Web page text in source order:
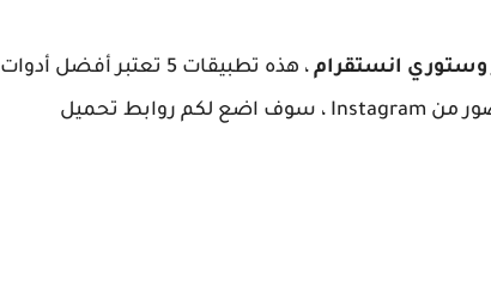
وستوري انستقرام
، هذه تطبيقات 5 تعتبر أفضل أدوات
لتنزيل جميع مقاطع ك الفيديو و ريلز وستوري وحتي صور من Instagram ، سوف اضع لكم روابط تحميل